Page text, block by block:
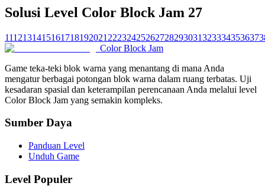
Solusi Level Color Block Jam 27
1112131415161718192021 22232425262728293031323334353637
Color Block Jam
Game teka-teki blok warna yang menantang di mana Anda
mengatur berbagai potongan blok warna dalam ruang terbatas. Uji
kesadaran spasial dan keterampilan perencanaan Anda melalui level
Color Block Jam yang semakin kompleks.
Sumber Daya
Panduan Level
Unduh Game
Level Populer